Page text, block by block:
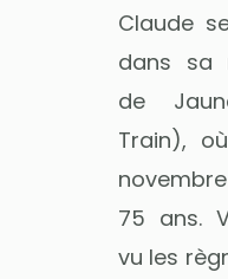
Claude
dans sa
de
Train),
75 ans.
vu les